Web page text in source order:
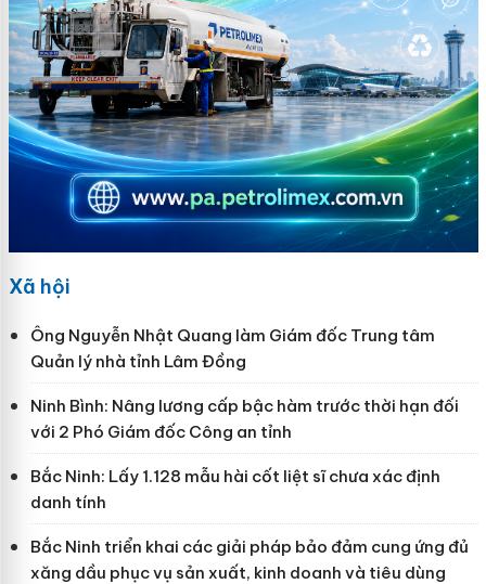
Xã hội
Ông Nguyễn Nhật Quang làm Giám đốc Trung tâm
Quản lý nhà tỉnh Lâm Đồng
Ninh Bình: Nâng lương cấp bậc hàm trước thời hạn đối
với 2 Phó Giám đốc Công an tỉnh
Bắc Ninh: Lấy 1.128 mẫu hài cốt liệt sĩ chưa xác định
danh tính
Bắc Ninh triển khai các giải pháp bảo đảm cung ứng đủ
xăng dầu phục vụ sản xuất, kinh doanh và tiêu dùng